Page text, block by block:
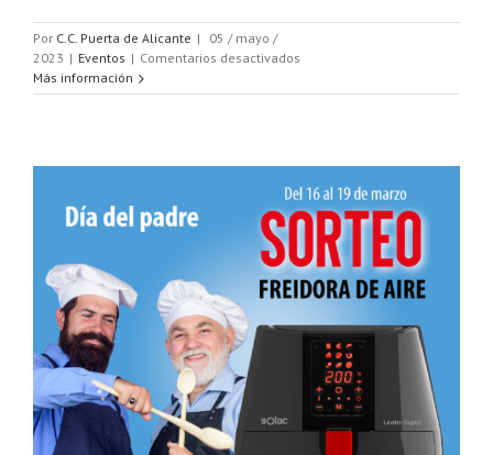
Por C.C. Puerta de Alicante |
05 / mayo /
2023 | Eventos | Comentarios desactivados
Día
Más información